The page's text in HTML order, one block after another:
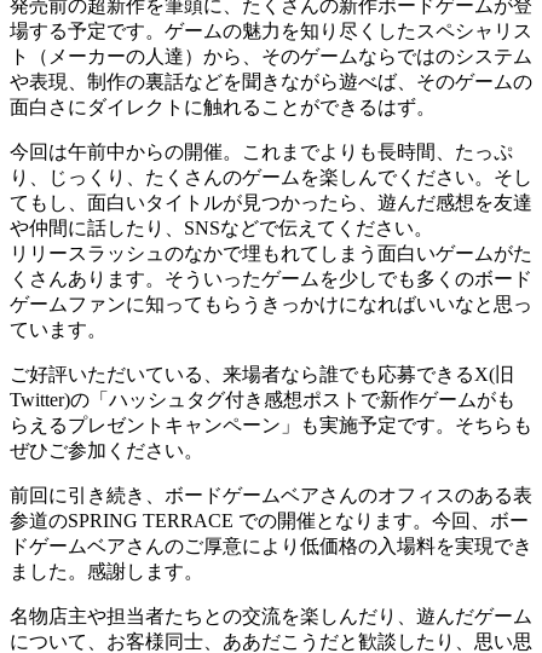
発売前の超新作を筆頭に、たくさんの新作ボードゲームが登
場する予定です。ゲームの魅力を知り尽くしたスペシャリス
ト（メーカーの人達）から、そのゲームならではのシステム
や表現、制作の裏話などを聞きながら遊べば、そのゲームの
面白さにダイレクトに触れることができるはず。
今回は午前中からの開催。これまでよりも長時間、たっぷ
り、じっくり、たくさんのゲームを楽しんでください。そし
てもし、面白いタイトルが見つかったら、遊んだ感想を友達
や仲間に話したり、SNSなどで伝えてください。
リリースラッシュのなかで埋もれてしまう面白いゲームがた
くさんあります。そういったゲームを少しでも多くのボード
ゲームファンに知ってもらうきっかけになればいいなと思っ
ています。
ご好評いただいている、来場者なら誰でも応募できるX(旧
Twitter)の「ハッシュタグ付き感想ポストで新作ゲームがも
らえるプレゼントキャンペーン」も実施予定です。そちらも
ぜひご参加ください。
前回に引き続き、ボードゲームベアさんのオフィスのある表
参道のSPRING TERRACE での開催となります。今回、ボー
ドゲームベアさんのご厚意により低価格の入場料を実現でき
ました。感謝します。
名物店主や担当者たちとの交流を楽しんだり、遊んだゲーム
について、お客様同士、ああだこうだと歓談したり、思い思